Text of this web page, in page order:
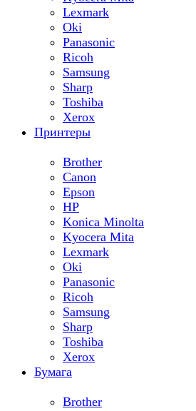
Lexmark
Oki
Panasonic
Ricoh
Samsung
Sharp
Toshiba
Xerox
Принтеры
Brother
Canon
Epson
HP
Konica Minolta
Kyocera Mita
Lexmark
Oki
Panasonic
Ricoh
Samsung
Sharp
Toshiba
Xerox
Бумага
Brother